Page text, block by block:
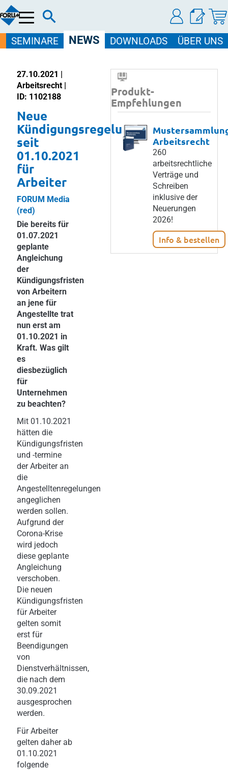
Menü
SEMINARE NEWS DOWNLOADS ÜBER UNS
27.10.2021 |
Arbeitsrecht |
ID: 1102188
Neue
Kündigungsregelung
seit
01.10.2021
für
Arbeiter
FORUM Media
(red)
Die bereits für
01.07.2021
geplante
Angleichung
der
Kündigungsfristen
von Arbeitern
an jene für
Angestellte trat
nun erst am
01.10.2021 in
Kraft. Was gilt
es
diesbezüglich
für
Unternehmen
zu beachten?
Mit 01.10.2021
hätten die
Kündigungsfristen
und -termine
der Arbeiter an
die
Angestelltenregelungen
angeglichen
werden sollen.
Aufgrund der
Corona-Krise
wird jedoch
diese geplante
Angleichung
verschoben.
Die neuen
Kündigungsfristen
für Arbeiter
gelten somit
erst für
Beendigungen
von
Dienstverhältnissen,
die nach dem
30.09.2021
ausgesprochen
werden.
Für Arbeiter
gelten daher ab
01.10.2021
folgende
Produkt-
Empfehlungen
Arbeitsrecht
260
arbeitsrechtliche
Verträge und
Schreiben
inklusive der
Neuerungen
2026!
Info & bestellen